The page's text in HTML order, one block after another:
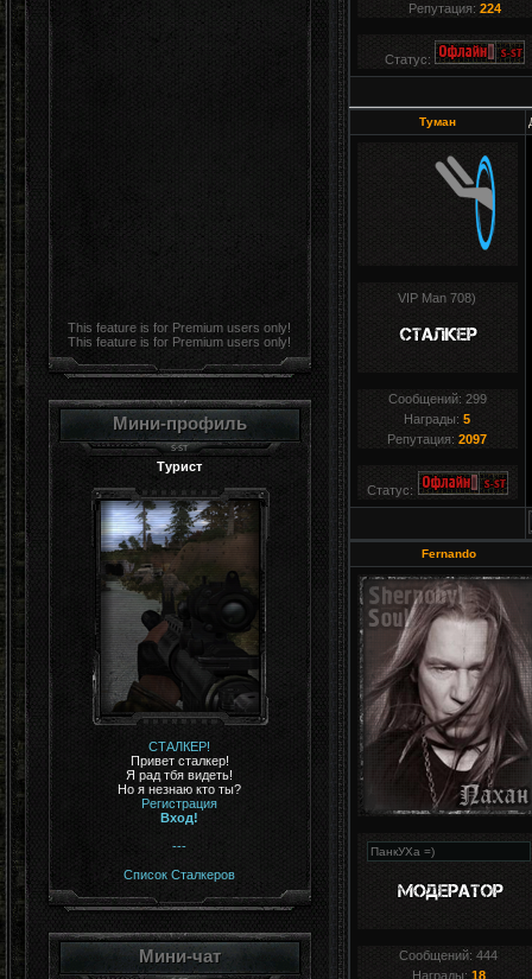
This feature is for Premium users only!
This feature is for Premium users only!
Мини-профиль
Турист
СТАЛКЕР!
Привет сталкер!
Я рад тбя видеть!
Но я незнаю кто ты?
Регистрация
Вход!
---
Список Сталкеров
Мини-чат
Репутация: 224
Статус:
Туман
VIP Man 708)
Сообщений: 299
Награды:5
Репутация:2097
Статус:
Fernando
Сообщений:444
Награды: 18